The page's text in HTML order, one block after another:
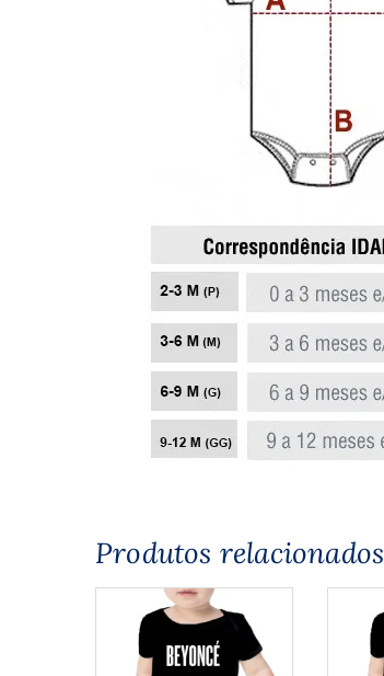
Produtos relacionados